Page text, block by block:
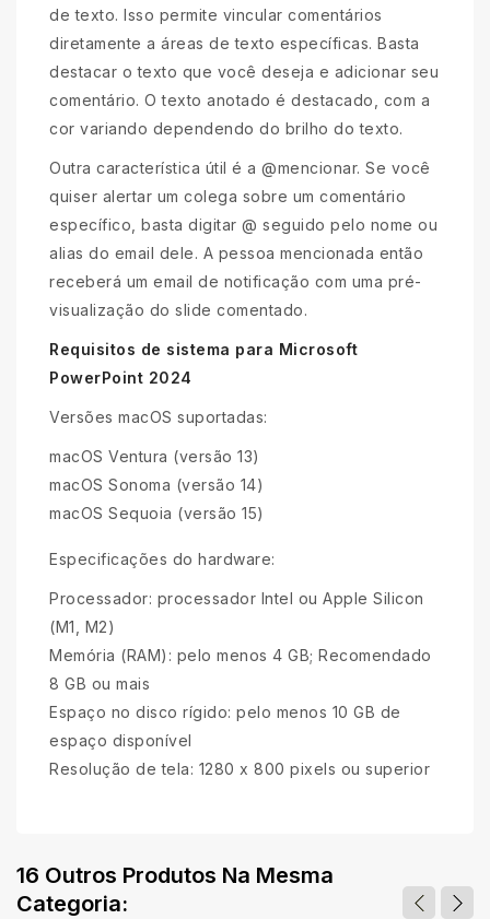
de texto. Isso permite vincular comentários
diretamente a áreas de texto específicas. Basta
destacar o texto que você deseja e adicionar seu
comentário. O texto anotado é destacado, com a
cor variando dependendo do brilho do texto.
Outra característica útil é a @mencionar. Se você
quiser alertar um colega sobre um comentário
específico, basta digitar @ seguido pelo nome ou
alias do email dele. A pessoa mencionada então
receberá um email de notificação com uma pré-
visualização do slide comentado.
Requisitos de sistema para Microsoft
PowerPoint 2024
Versões macOS suportadas:
macOS Ventura (versão 13)
macOS Sonoma (versão 14)
macOS Sequoia (versão 15)
Especificações do hardware:
Processador: processador Intel ou Apple Silicon
(M1, M2)
Memória (RAM): pelo menos 4 GB; Recomendado
8 GB ou mais
Espaço no disco rígido: pelo menos 10 GB de
espaço disponível
Resolução de tela: 1280 x 800 pixels ou superior
16 Outros Produtos Na Mesma
Categoria: